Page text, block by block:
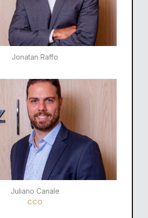
Jonatan Raffo
Juliano Canale
CCO